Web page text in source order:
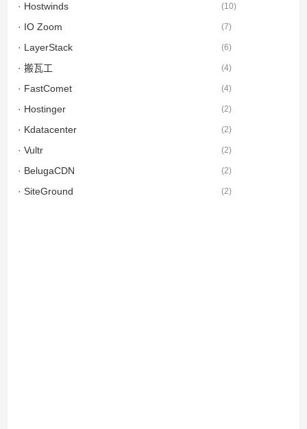
· Hostwinds (10)
· IO Zoom (7)
· LayerStack (6)
· 搬瓦工 (4)
· FastComet (4)
· Hostinger (2)
· Kdatacenter (2)
· Vultr (2)
· BelugaCDN (2)
· SiteGround (2)